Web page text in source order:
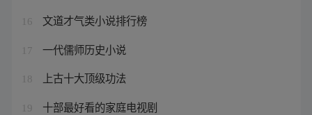
16 文道才气类小说排行榜
17 一代儒师历史小说
18 上古十大顶级功法
19 十部最好看的家庭电视剧